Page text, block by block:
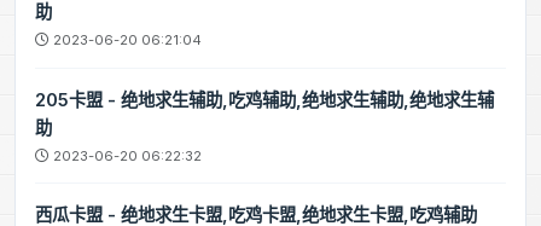
助
2023-06-20 06:21:04
205卡盟 - 绝地求生辅助,吃鸡辅助,绝地求生辅助,绝地求生辅
助
2023-06-20 06:22:32
西瓜卡盟 - 绝地求生卡盟,吃鸡卡盟,绝地求生卡盟,吃鸡辅助